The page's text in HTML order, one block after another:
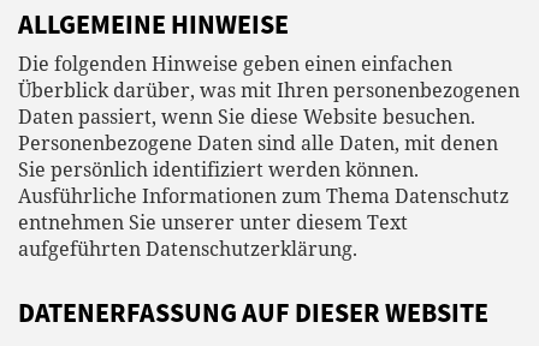
ALLGEMEINE HINWEISE
Die folgenden Hinweise geben einen einfachen
Überblick darüber, was mit Ihren personenbezogenen
Daten passiert, wenn Sie diese Website besuchen.
Personenbezogene Daten sind alle Daten, mit denen
Sie persönlich identifiziert werden können.
Ausführliche Informationen zum Thema Datenschutz
entnehmen Sie unserer unter diesem Text
aufgeführten Datenschutzerklärung.
DATENERFASSUNG AUF DIESER WEBSITE